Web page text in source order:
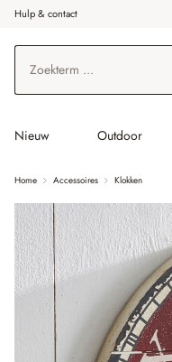
de hoofdinhoud
Ga naar zoeken
Ga naar de hoofdnavigatie
Hulp & contact
Nieuw Outdoor
Home Accessoires Klokken